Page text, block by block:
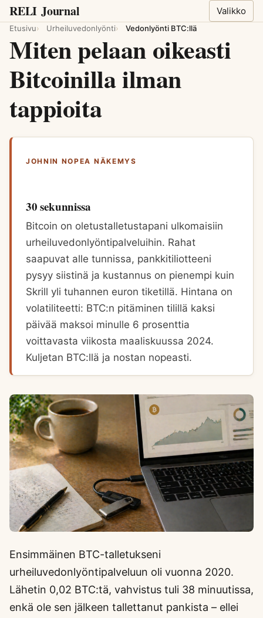
RELI Journal Valikko
Etusivu Urheiluvedonlyönti Vedonlyönti BTC:llä
Miten pelaan oikeasti
Bitcoinilla ilman
tappioita
JOHNIN NOPEA NÄKEMYS
30 sekunnissa
Bitcoin on oletustalletustapani ulkomaisiin
urheiluvedonlyöntipalveluihin. Rahat
saapuvat alle tunnissa, pankkitiliotteeni
pysyy siistinä ja kustannus on pienempi kuin
Skrill yli tuhannen euron tiketillä. Hintana on
volatiliteetti: BTC:n pitäminen tilillä kaksi
päivää maksoi minulle 6 prosenttia
voittavasta viikosta maaliskuussa 2024.
Kuljetan BTC:llä ja nostan nopeasti.
Ensimmäinen BTC-talletukseni
urheiluvedonlyöntipalveluun oli vuonna 2020.
Lähetin 0,02 BTC:tä, vahvistus tuli 38 minuutissa,
enkä ole sen jälkeen tallettanut pankista – ellei